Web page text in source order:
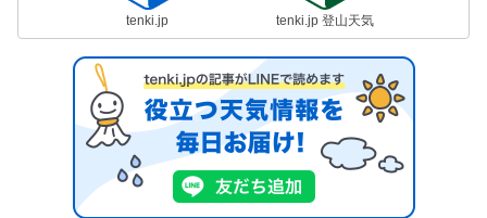
tenki.jp tenki.jp 登山天気